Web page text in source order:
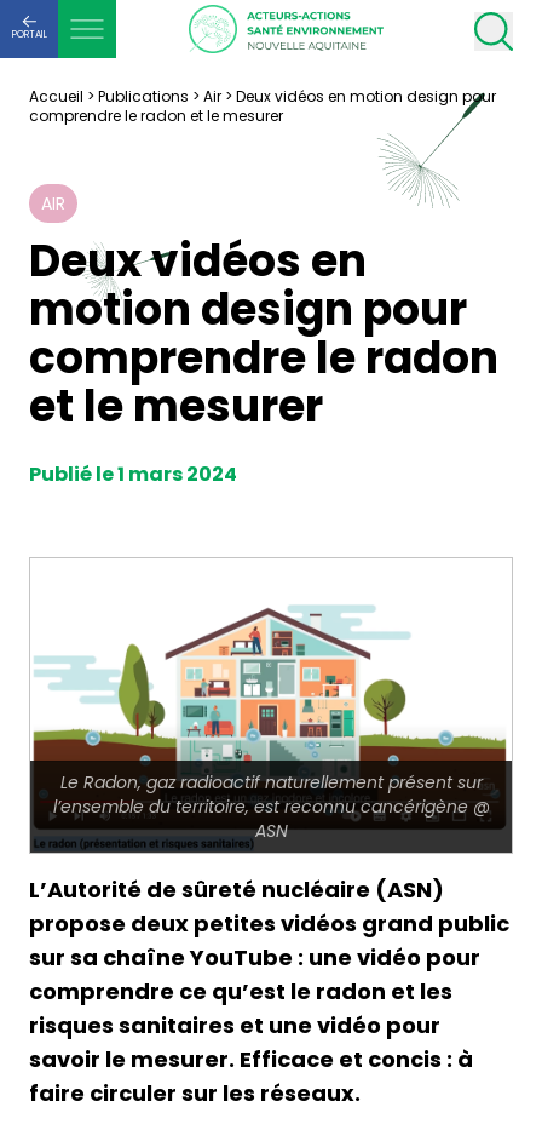
PORTAIL
Accueil > Publications > Air > Deux vidéos en motion design pour
comprendre le radon et le mesurer
AIR
Deux vidéos en
motion design pour
comprendre le radon
et le mesurer
Publié le 1 mars 2024
Le Radon, gaz radioactif naturellement présent sur
l’ensemble du territoire, est reconnu cancérigène @
ASN
L’Autorité de sûreté nucléaire (ASN)
propose deux petites vidéos grand public
sur sa chaîne YouTube : une vidéo pour
comprendre ce qu’est le radon et les
risques sanitaires et une vidéo pour
savoir le mesurer. Efficace et concis : à
faire circuler sur les réseaux.